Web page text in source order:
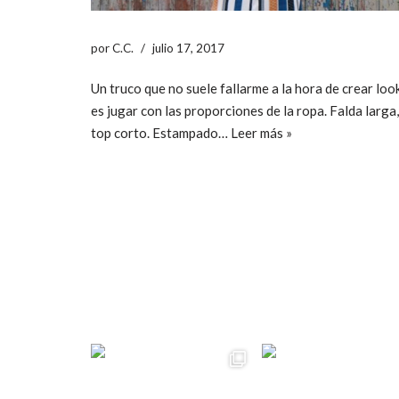
porC.C. julio 17, 2017
Un truco que no suele fallarme a la hora de crear
es jugar con las proporciones de la ropa. Falda larga,
top corto. Estampado… Leer más »